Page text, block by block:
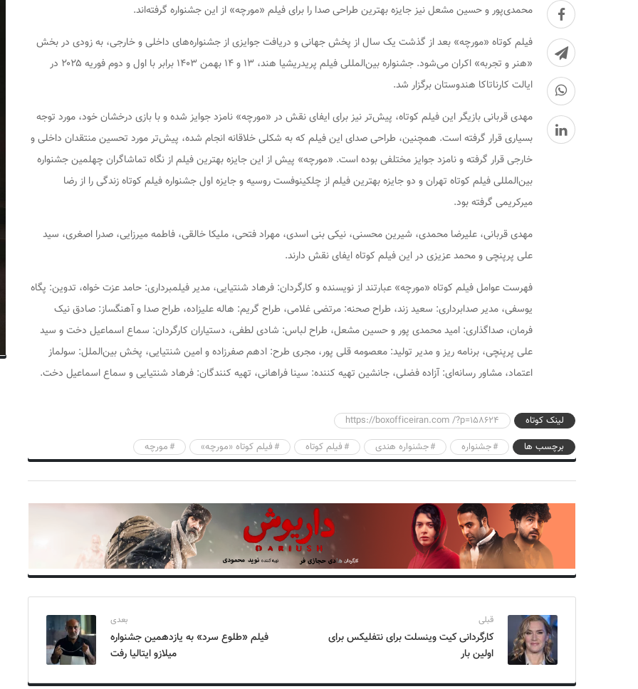
محمدی‌پور و حسین مشعل نیز جایزه بهترین طراحی صدا را برای فیلم «مورچه» از این جشنواره گرفته‌اند.
فیلم کوتاه «مورچه» بعد از گذشت یک سال از پخش جهانی و دریافت جوایزی از جشنواره‌های داخلی و خارجی، به زودی در بخش
«هنر و تجربه» اکران می‌شود. جشنواره بین‌المللی فیلم پریدریشیا هند، ۱۳ و ۱۴ بهمن ۱۴۰۳ برابر با اول و دوم فوریه ۲۰۲۵ در
ایالت کارناتاکا هندوستان برگزار شد.
مهدی قربانی بازیگر این فیلم کوتاه، پیش‌تر نیز برای ایفای نقش در «مورچه» نامزد جوایز شده و با بازی درخشان خود، مورد توجه
بسیاری قرار گرفته است. همچنین، طراحی صدای این فیلم که به شکلی خلاقانه انجام شده، پیش‌تر مورد تحسین منتقدان داخلی و
خارجی قرار گرفته و نامزد جوایز مختلفی بوده است. «مورچه» پیش از این جایزه بهترین فیلم از نگاه تماشاگران چهلمین جشنواره
بین‌المللی فیلم کوتاه تهران و دو جایزه بهترین فیلم از چلکینوفست روسیه و جایزه اول جشنواره فیلم کوتاه زندگی را از رضا
میرکریمی گرفته بود.
مهدی قربانی، علیرضا محمدی، شیرین محسنی، نیکی بنی اسدی، مهراد فتحی، ملیکا خالقی، فاطمه میرزایی، صدرا اصغری، سید
علی پرپنچی و محمد عزیزی در این فیلم کوتاه ایفای نقش دارند.
فهرست عوامل فیلم کوتاه «مورچه» عبارتند از نویسنده و کارگردان: فرهاد شنتیایی، مدیر فیلمبرداری: حامد عزت خواه، تدوین: پگاه
یوسفی، مدیر صدابرداری: سعید زند، طراح صحنه: مرتضی غلامی، طراح گریم: هاله علیزاده، طراح صدا و آهنگساز: صادق نیک
فرمان، صداگذاری: امید محمدی پور و حسین مشعل، طراح لباس: شادی لطفی، دستیاران کارگردان: سماع اسماعیل دخت و سید
علی پرپنچی، ‎برنامه ریز و مدیر تولید: معصومه قلی پور، مجری طرح: ادهم صفرزاده و امین شنتیایی، پخش بین‌الملل: سولماز
اعتماد، مشاور رسانه‌ای: آزاده فضلی، جانشین تهیه کننده: سینا فراهانی، تهیه کنندگان: فرهاد شنتیایی و سماع اسماعیل دخت.
لینک کوتاه
https://boxofficeiran.com /?p=158624
برچسب ها
جشنواره جشنواره هندی فیلم کوتاه فیلم کوتاه «مورچه» مورچه
قبلی
کارگردانی کیت وینسلت برای نتفلیکس برای
اولین بار
بعدی
فیلم «طلوع سرد» به یازدهمین جشنواره
میلازو ایتالیا رفت